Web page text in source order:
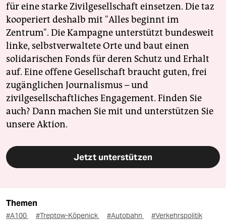
für eine starke Zivilgesellschaft einsetzen. Die taz
kooperiert deshalb mit "Alles beginnt im
Zentrum". Die Kampagne unterstützt bundesweit
linke, selbstverwaltete Orte und baut einen
solidarischen Fonds für deren Schutz und Erhalt
auf. Eine offene Gesellschaft braucht guten, frei
zugänglichen Journalismus – und
zivilgesellschaftliches Engagement. Finden Sie
auch? Dann machen Sie mit und unterstützen Sie
unsere Aktion.
Jetzt unterstützen
Themen
#A100 #Treptow-Köpenick #Autobahn
#Verkehrspolitik